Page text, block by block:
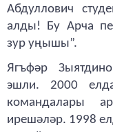
Абдуллович
алды! Бу Арча
зур уңышы”.
Ягъфәр
эшли. 2000
командалары
ирешәләр. 1998